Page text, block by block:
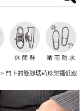
> 門下的雙腳瑪莉珍樂福低跟